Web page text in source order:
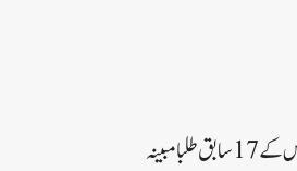
سری نگر// حکام نے دارالعلوم جامعہ سراج العلوم کو UAPA کے تحت ایک غیر قانونی ادارہ قرار دے دیا جب اس کے 17 سابق طلبا مبینہ